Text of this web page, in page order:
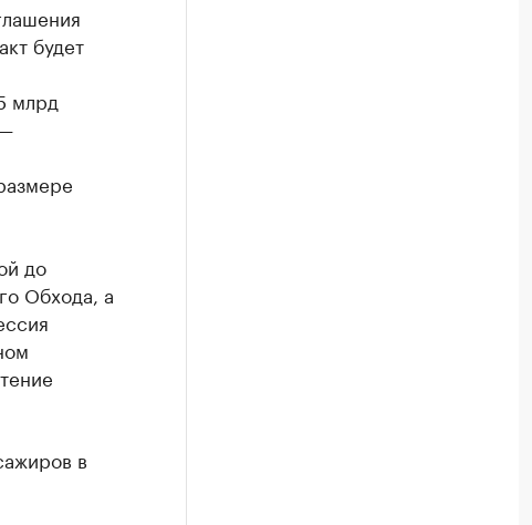
будет
млрд
до
Обхода, а
в